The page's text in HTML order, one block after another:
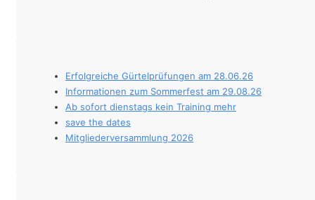
Erfolgreiche Gürtelprüfungen am 28.06.26
Informationen zum Sommerfest am 29.08.26
Ab sofort dienstags kein Training mehr
save the dates
Mitgliederversammlung 2026